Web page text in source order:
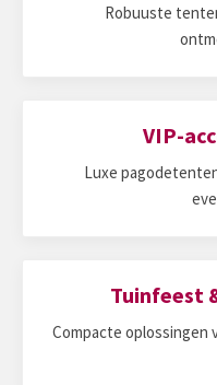
Robuuste
VIP-
Luxe
Tuinfeest
Compacte oplossingen